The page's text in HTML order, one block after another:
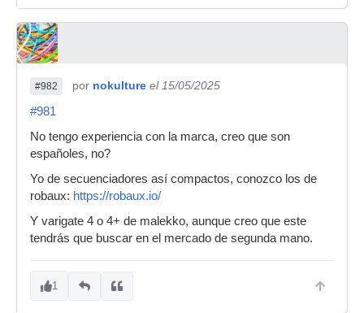
#982 por nokulture el 15/05/2025
#981
No tengo experiencia con la marca, creo que son
españoles, no?
Yo de secuenciadores así compactos, conozco los de
robaux: https://robaux.io/
Y varigate 4 o 4+ de malekko, aunque creo que este
tendrás que buscar en el mercado de segunda mano.
1